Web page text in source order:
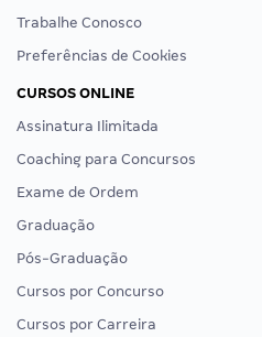
Trabalhe Conosco
Preferências de Cookies
CURSOS ONLINE
Assinatura Ilimitada
Coaching para Concursos
Exame de Ordem
Graduação
Pós-Graduação
Cursos por Concurso
Cursos por Carreira